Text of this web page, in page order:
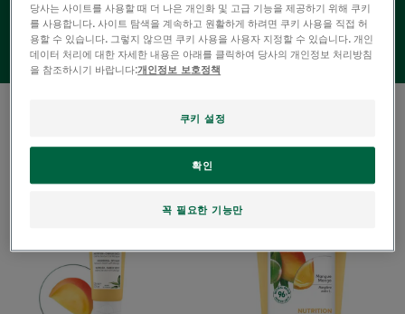
3 결과 "곱슬머리, 꼬불꼬불한 헤어, 웨이
헤
어
크
헤
어
팩
당사는 사이트를 사용할 때 더 나은 개인화 및 고급 기능을 제공하기 위해 쿠키
를 사용합니다. 사이트 탐색을 계속하고 원활하게 하려면 쿠키 사용을 직접 허
용할 수 있습니다. 그렇지 않으면 쿠키 사용을 사용자 지정할 수 있습니다. 개인
데이터 처리에 대한 자세한 내용은 아래를 클릭하여 당사의 개인정보 처리방침
을 참조하시기 바랍니다:개인정보 보호정책
쿠키 설정
꼭 필요한 기능만
확인